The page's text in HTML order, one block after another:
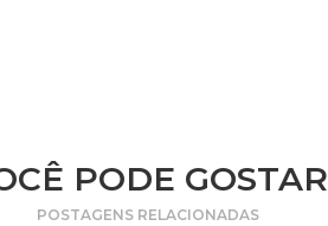
PODE GOSTAR
POSTAGENS RELACIONADAS